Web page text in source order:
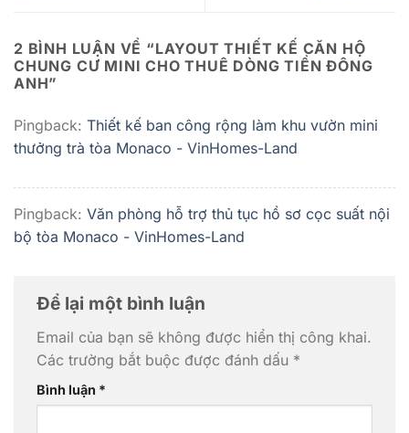
2 BÌNH LUẬN VỀ “LAYOUT THIẾT KẾ CĂN HỘ
CHUNG CƯ MINI CHO THUÊ DÒNG TIỀN ĐÔNG
ANH”
Pingback: Thiết kế ban công rộng làm khu vườn mini
thưởng trà tòa Monaco - VinHomes-Land
Pingback: Văn phòng hỗ trợ thủ tục hồ sơ cọc suất nội
bộ tòa Monaco - VinHomes-Land
Để lại một bình luận
Email của bạn sẽ không được hiển thị công khai.
Các trường bắt buộc được đánh dấu *
Bình luận *